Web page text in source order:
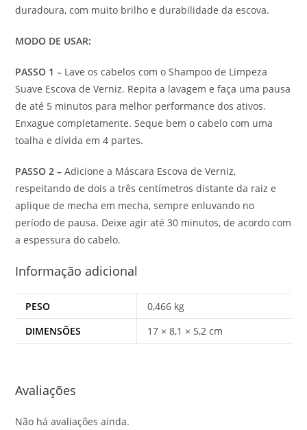
duradoura, com muito brilho e durabilidade da escova.
MODO DE USAR:
PASSO 1 – Lave os cabelos com o Shampoo de Limpeza
Suave Escova de Verniz. Repita a lavagem e faça uma pausa
de até 5 minutos para melhor performance dos ativos.
Enxague completamente. Seque bem o cabelo com uma
toalha e dívida em 4 partes.
PASSO 2 – Adicione a Máscara Escova de Verniz,
respeitando de dois a três centímetros distante da raiz e
aplique de mecha em mecha, sempre enluvando no
período de pausa. Deixe agir até 30 minutos, de acordo com
a espessura do cabelo.
Informação adicional
PESO
0,466 kg
DIMENSÕES
17 × 8,1 × 5,2 cm
Avaliações
Não há avaliações ainda.